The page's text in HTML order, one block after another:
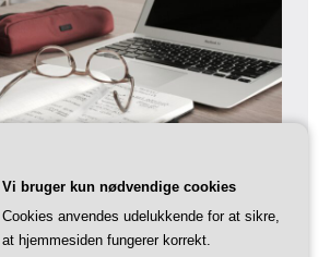
Vi bruger kun nødvendige cookies
Cookies anvendes udelukkende for at sikre,
at hjemmesiden fungerer korrekt.